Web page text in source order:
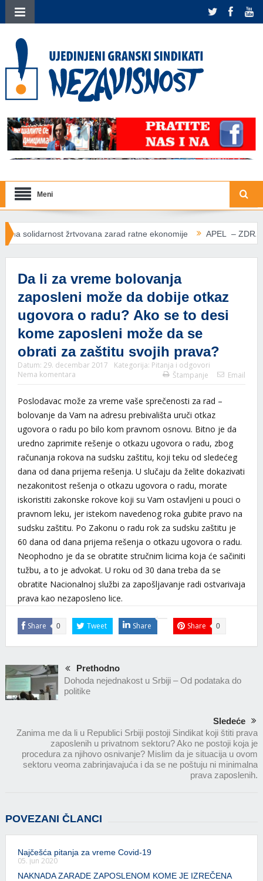
Meni
zarad ratne ekonomije APEL – ZDRAVLJE IZNAD
Da li za vreme bolovanja
zaposleni može da dobije otkaz
ugovora o radu? Ako se to desi
kome zaposleni može da se
obrati za zaštitu svojih prava?
Datum: 29. decembar 2017 Kategorija: Pitanja i odgovori
Nema komentara
Štampanje Email
Poslodavac može za vreme vaše sprečenosti za rad –
bolovanje da Vam na adresu prebivališta uruči otkaz
ugovora o radu po bilo kom pravnom osnovu. Bitno je da
uredno zaprimite rešenje o otkazu ugovora o radu, zbog
računanja rokova na sudsku zaštitu, koji teku od sledećeg
dana od dana prijema rešenja. U slučaju da želite dokazivati
nezakonitost rešenja o otkazu ugovora o radu, morate
iskoristiti zakonske rokove koji su Vam ostavljeni u pouci o
pravnom leku, jer istekom navedenog roka gubite pravo na
sudsku zaštitu. Po Zakonu o radu rok za sudsku zaštitu je
60 dana od dana prijema rešenja o otkazu ugovora o radu.
Neophodno je da se obratite stručnim licima koja će sačiniti
tužbu, a to je advokat. U roku od 30 dana treba da se
obratite Nacionalnoj službi za zapošljavanje radi ostvarivaja
prava kao nezaposleno lice.
Share 0 Tweet Share Share 0
Prethodno
Dohoda nejednakost u Srbiji – Od podataka do
politike
Sledeće
Zanima me da li u Republici Srbiji postoji Sindikat koji štiti prava
zaposlenih u privatnom sektoru? Ako ne postoji koja je
procedura za njihovo osnivanje? Mislim da je situacija u ovom
sektoru veoma zabrinjavajuća i da se ne poštuju ni minimalna
prava zaposlenih.
POVEZANI ČLANCI
Najčešća pitanja za vreme Covid-19
05. jun 2020
NAKNADA ZARADE ZAPOSLENOM KOME JE IZREČENA